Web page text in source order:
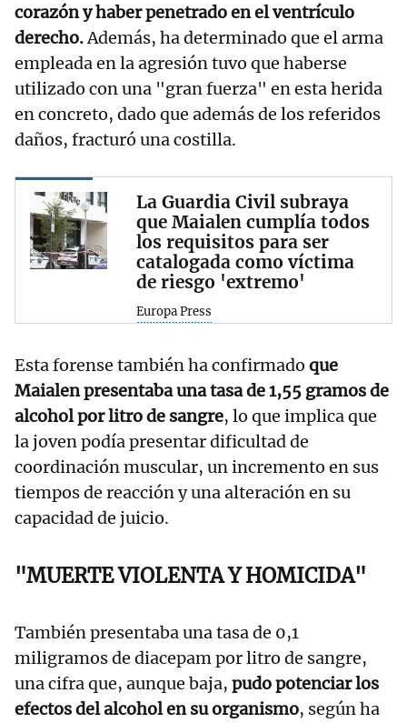
corazón y haber penetrado en el ventrículo
derecho.Además, ha determinado que el arma
empleada en la agresión tuvo que haberse
utilizado con una "gran fuerza" en esta herida
en concreto, dado que además de los referidos
daños, fracturó una costilla.
La Guardia Civil subraya
que Maialen cumplía todos
los requisitos para ser
catalogada como víctima
de riesgo 'extremo'
Europa Press
Esta forense también ha confirmado que
Maialen presentaba una tasa de 1,55 gramos de
alcohol por litro de sangre, lo que implica que
la joven podía presentar dificultad de
coordinación muscular, un incremento en sus
tiempos de reacción y una alteración en su
capacidad de juicio.
"MUERTE VIOLENTA Y HOMICIDA"
También presentaba una tasa de 0,1
miligramos de diacepam por litro de sangre,
una cifra que, aunque baja, pudo potenciar los
efectos del alcohol en su organismo, según ha